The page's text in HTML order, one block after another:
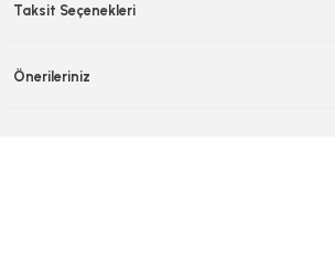
Taksit Seçenekleri
Önerileriniz